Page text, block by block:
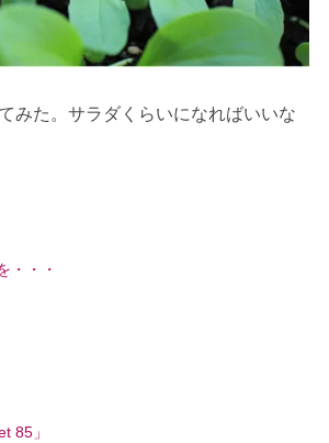
みた。サラダくらいになればいいな
・・・
85」